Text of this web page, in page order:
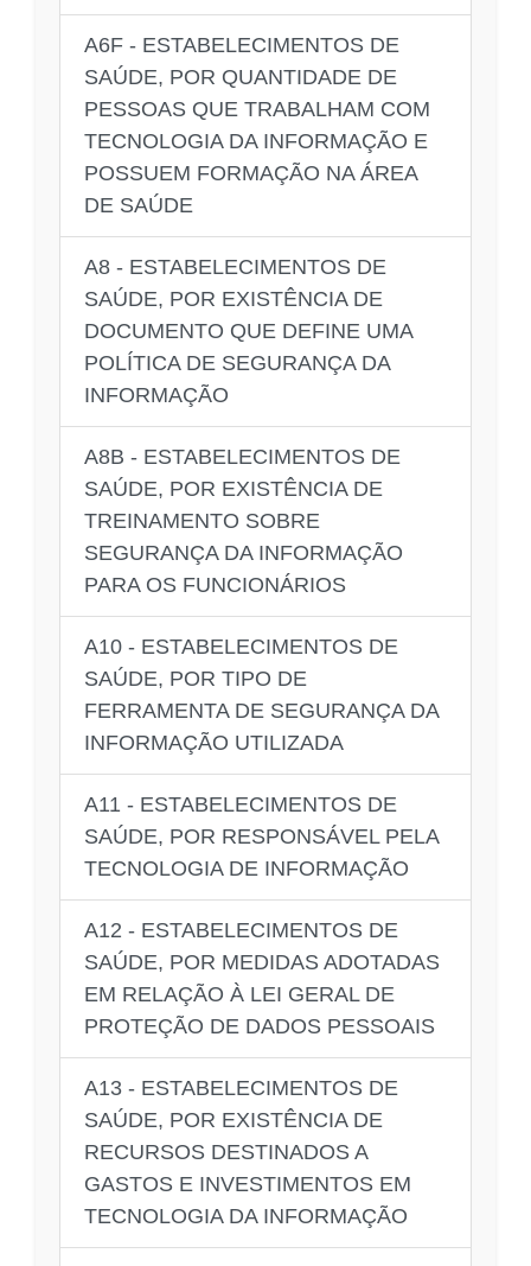
A6F - ESTABELECIMENTOS DE
SAÚDE, POR QUANTIDADE DE
PESSOAS QUE TRABALHAM COM
TECNOLOGIA DA INFORMAÇÃO E
POSSUEM FORMAÇÃO NA ÁREA
DE SAÚDE
A8 - ESTABELECIMENTOS DE
SAÚDE, POR EXISTÊNCIA DE
DOCUMENTO QUE DEFINE UMA
POLÍTICA DE SEGURANÇA DA
INFORMAÇÃO
A8B - ESTABELECIMENTOS DE
SAÚDE, POR EXISTÊNCIA DE
TREINAMENTO SOBRE
SEGURANÇA DA INFORMAÇÃO
PARA OS FUNCIONÁRIOS
A10 - ESTABELECIMENTOS DE
SAÚDE, POR TIPO DE
FERRAMENTA DE SEGURANÇA DA
INFORMAÇÃO UTILIZADA
A11 - ESTABELECIMENTOS DE
SAÚDE, POR RESPONSÁVEL PELA
TECNOLOGIA DE INFORMAÇÃO
A12 - ESTABELECIMENTOS DE
SAÚDE, POR MEDIDAS ADOTADAS
EM RELAÇÃO À LEI GERAL DE
PROTEÇÃO DE DADOS PESSOAIS
A13 - ESTABELECIMENTOS DE
SAÚDE, POR EXISTÊNCIA DE
RECURSOS DESTINADOS A
GASTOS E INVESTIMENTOS EM
TECNOLOGIA DA INFORMAÇÃO